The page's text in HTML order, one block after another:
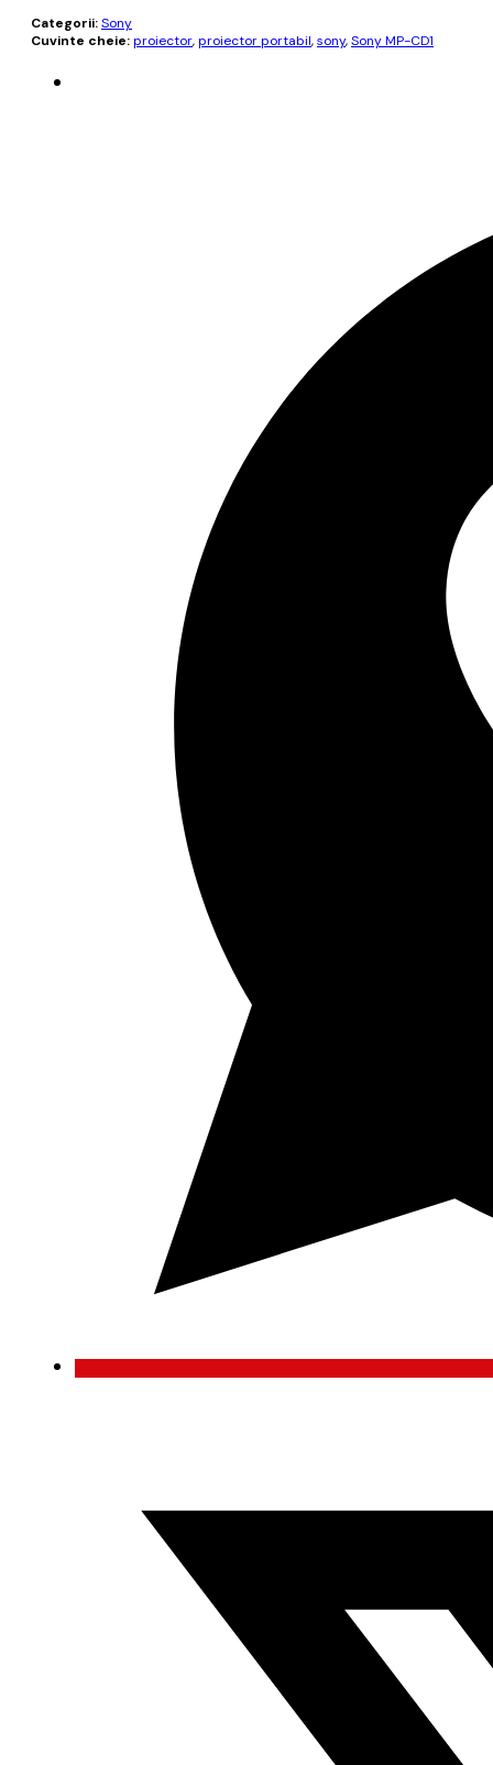
Categorii:Sony
Cuvinte cheie:proiector,proiector portabil,sony,Sony MP-CD1